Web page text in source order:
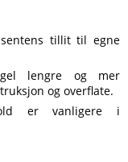
tillit til egne
lengre og mer
og overflate.
er vanligere i